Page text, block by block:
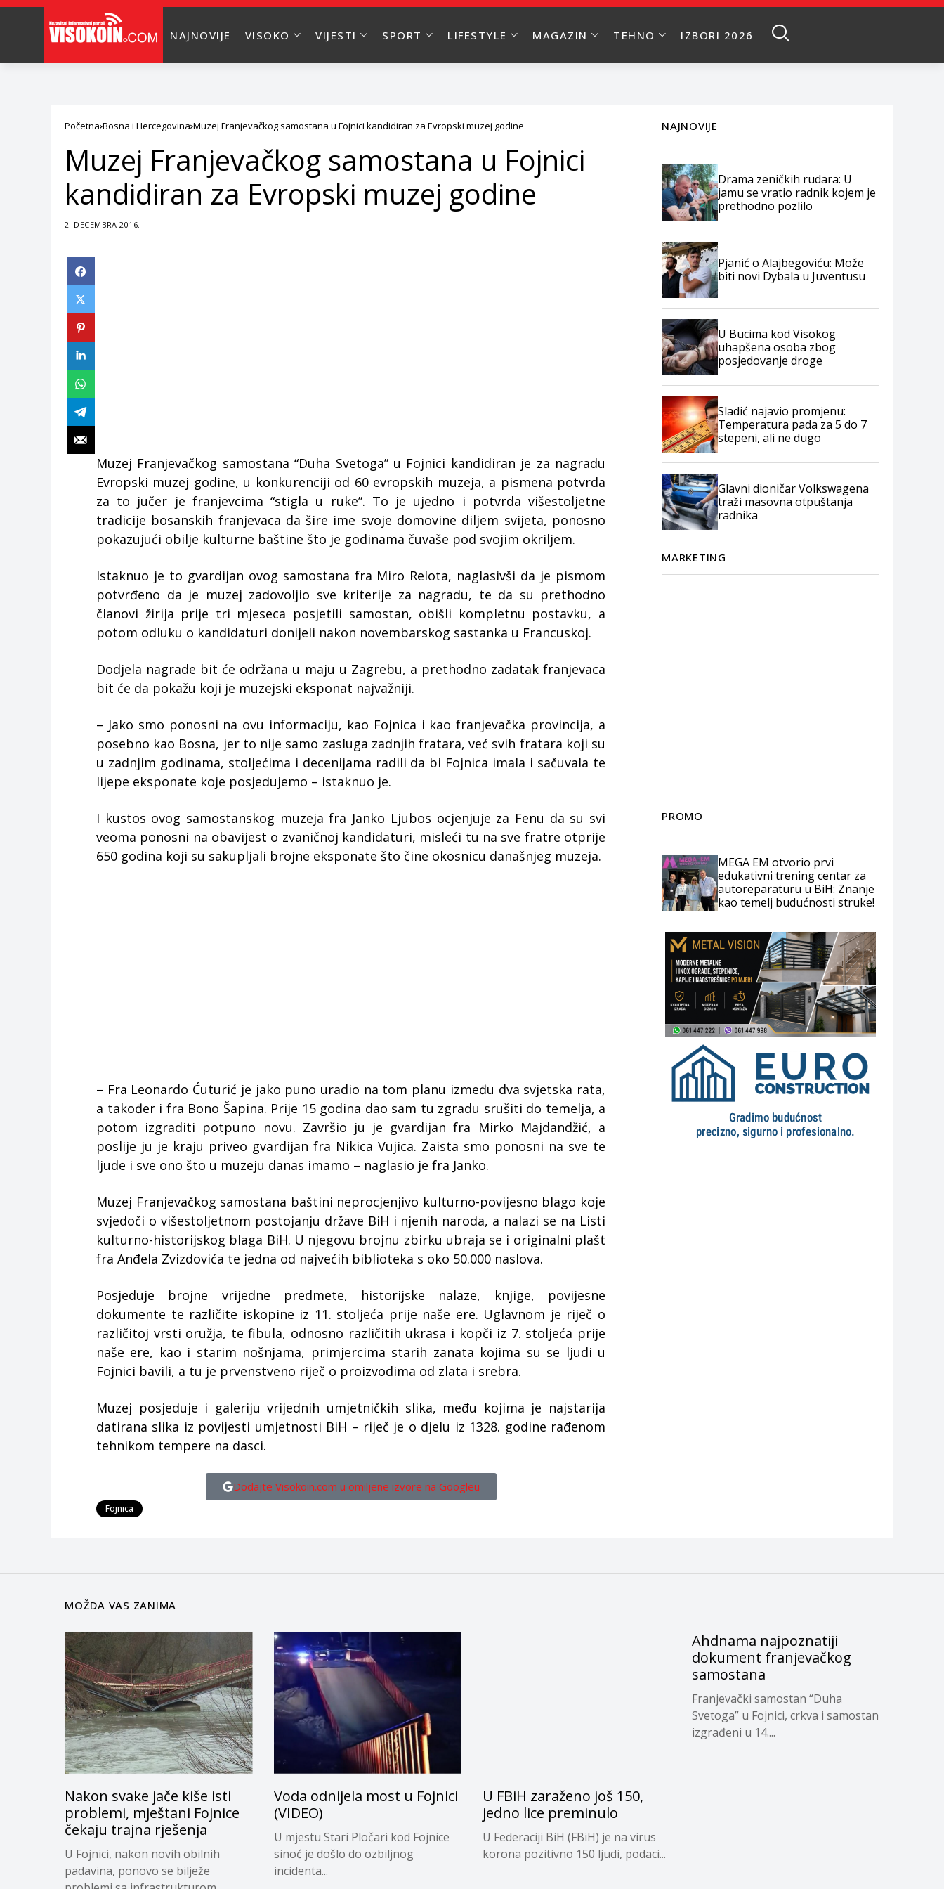
NAJNOVIJE VISOKO VIJESTI SPORT LIFESTYLE MAGAZIN TEHNO IZBORI 2026
Početna Bosna i Hercegovina Muzej Franjevačkog samostana u Fojnici kandidiran za Evropski muzej godine
Muzej Franjevačkog samostana u Fojnici
kandidiran za Evropski muzej godine
2. DECEMBRA 2016.
Muzej Franjevačkog samostana “Duha Svetoga” u Fojnici kandidiran je za nagradu
Evropski muzej godine, u konkurenciji od 60 evropskih muzeja, a pismena potvrda
za to jučer je franjevcima “stigla u ruke”. To je ujedno i potvrda višestoljetne
tradicije bosanskih franjevaca da šire ime svoje domovine diljem svijeta, ponosno
pokazujući obilje kulturne baštine što je godinama čuvaše pod svojim okriljem.
Istaknuo je to gvardijan ovog samostana fra Miro Relota, naglasivši da je pismom
potvrđeno da je muzej zadovoljio sve kriterije za nagradu, te da su prethodno
članovi žirija prije tri mjeseca posjetili samostan, obišli kompletnu postavku, a
potom odluku o kandidaturi donijeli nakon novembarskog sastanka u Francuskoj.
Dodjela nagrade bit će održana u maju u Zagrebu, a prethodno zadatak franjevaca
bit će da pokažu koji je muzejski eksponat najvažniji.
– Jako smo ponosni na ovu informaciju, kao Fojnica i kao franjevačka provincija, a
posebno kao Bosna, jer to nije samo zasluga zadnjih fratara, već svih fratara koji su
u zadnjim godinama, stoljećima i decenijama radili da bi Fojnica imala i sačuvala te
lijepe eksponate koje posjedujemo – istaknuo je.
I kustos ovog samostanskog muzeja fra Janko Ljubos ocjenjuje za Fenu da su svi
veoma ponosni na obavijest o zvaničnoj kandidaturi, misleći tu na sve fratre otprije
650 godina koji su sakupljali brojne eksponate što čine okosnicu današnjeg muzeja.
– Fra Leonardo Ćuturić je jako puno uradio na tom planu između dva svjetska rata,
a također i fra Bono Šapina. Prije 15 godina dao sam tu zgradu srušiti do temelja, a
potom izgraditi potpuno novu. Završio ju je gvardijan fra Mirko Majdandžić, a
poslije ju je kraju priveo gvardijan fra Nikica Vujica. Zaista smo ponosni na sve te
ljude i sve ono što u muzeju danas imamo – naglasio je fra Janko.
Muzej Franjevačkog samostana baštini neprocjenjivo kulturno-povijesno blago koje
svjedoči o višestoljetnom postojanju države BiH i njenih naroda, a nalazi se na Listi
kulturno-historijskog blaga BiH. U njegovu brojnu zbirku ubraja se i originalni plašt
fra Anđela Zvizdovića te jedna od najvećih biblioteka s oko 50.000 naslova.
Posjeduje brojne vrijedne predmete, historijske nalaze, knjige, povijesne
dokumente te različite iskopine iz 11. stoljeća prije naše ere. Uglavnom je riječ o
različitoj vrsti oružja, te fibula, odnosno različitih ukrasa i kopči iz 7. stoljeća prije
naše ere, kao i starim nošnjama, primjercima starih zanata kojima su se ljudi u
Fojnici bavili, a tu je prvenstveno riječ o proizvodima od zlata i srebra.
Muzej posjeduje i galeriju vrijednih umjetničkih slika, među kojima je najstarija
datirana slika iz povijesti umjetnosti BiH – riječ je o djelu iz 1328. godine rađenom
tehnikom tempere na dasci.
Dodajte Visokoin.com u omiljene izvore na Googleu
Fojnica
NAJNOVIJE
Drama zeničkih rudara: U
jamu se vratio radnik kojem je
prethodno pozlilo
Pjanić o Alajbegoviću: Može
biti novi Dybala u Juventusu
U Bucima kod Visokog
uhapšena osoba zbog
posjedovanje droge
Sladić najavio promjenu:
Temperatura pada za 5 do 7
stepeni, ali ne dugo
Glavni dioničar Volkswagena
traži masovna otpuštanja
radnika
MARKETING
PROMO
MEGA EM otvorio prvi
edukativni trening centar za
autoreparaturu u BiH: Znanje
kao temelj budućnosti struke!
MOŽDA VAS ZANIMA
Nakon svake jače kiše isti
problemi, mještani Fojnice
čekaju trajna rješenja
U Fojnici, nakon novih obilnih
padavina, ponovo se bilježe
Voda odnijela most u Fojnici
(VIDEO)
U mjestu Stari Pločari kod Fojnice
sinoć je došlo do ozbiljnog
incidenta...
U FBiH zaraženo još 150,
jedno lice preminulo
U Federaciji BiH (FBiH) je na virus
korona pozitivno 150 ljudi, podaci...
Ahdnama najpoznatiji
dokument franjevačkog
samostana
Franjevački samostan “Duha
Svetoga” u Fojnici, crkva i samostan
izgrađeni u 14....